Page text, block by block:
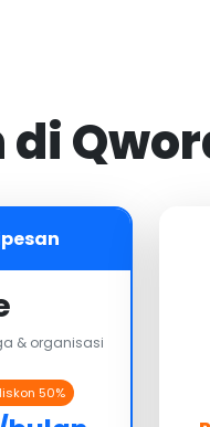
& organisasi
50%